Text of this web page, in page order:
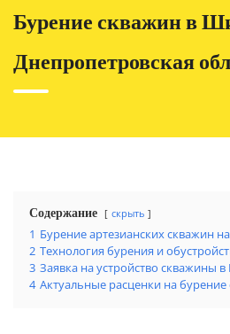
Бурение скважин в
Днепропетровская
Содержание скрыть
1 Бурение артезианских скважин
2 Технология бурения и
3 Заявка на устройство скважины
4 Актуальные расценки на